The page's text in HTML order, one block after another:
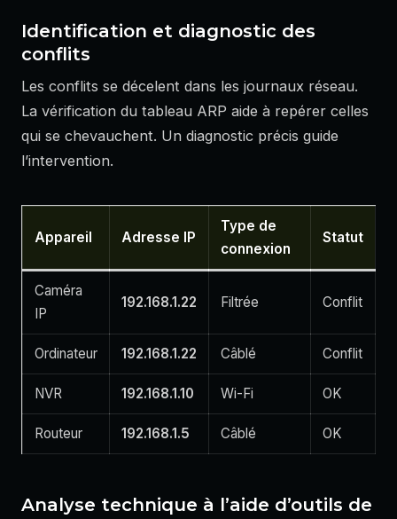
Identification et diagnostic des
conflits
Les conflits se décelent dans les journaux réseau.
La vérification du tableau ARP aide à repérer celles
qui se chevauchent. Un diagnostic précis guide
l’intervention.
Appareil Adresse IP
Type de
connexion
Statut
Caméra
IP
192.168.1.22 Filtrée Conflit
Ordinateur 192.168.1.22 Câblé Conflit
NVR 192.168.1.10 Wi-Fi OK
Routeur 192.168.1.5 Câblé OK
Analyse technique à l’aide d’outils de